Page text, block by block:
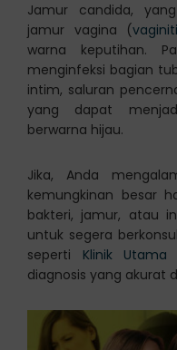
Jamur candida,
jamur vagina (
warna keputihan.
menginfeksi bagian
intim, saluran
yang dapat
berwarna hijau.
Jika, Anda
kemungkinan besar
bakteri, jamur, atau
untuk segera
seperti Klinik Utama
diagnosis yang akurat